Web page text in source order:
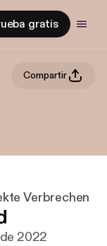
gratis
Compartir
Verbrechen
2022